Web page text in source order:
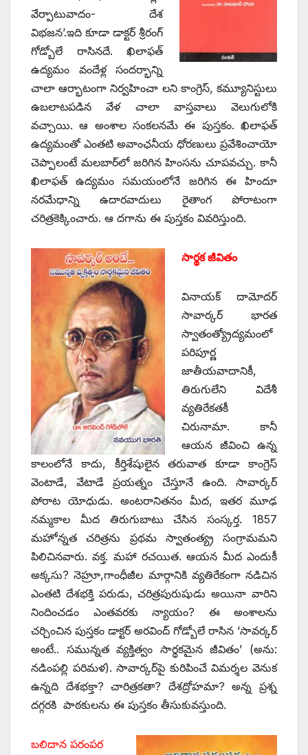
వేర్పాటువాదం- దేశ
విభజన’.ఇది కూడా డాక్టర్‌ శ్రీ‌రంగ్‌
‌గోడ్బోలే రాసినదే. ఖిలాఫత్‌
ఉద్యమం వందేళ్ల సందర్భాన్ని
చాలా ఆర్భాటంగా నిర్వహించా లని కాంగ్రెస్‌, ‌కమ్యూనిస్టులు
ఉబలాటపడిన వేళ చాలా వాస్తవాలు వెలుగులోకి
వచ్చాయి. ఆ అంశాల సంకలనమే ఈ పుస్తకం. ఖిలాఫత్‌
ఉద్యమంతో ఎంతటి అవాంఛనీయ ధోరణులు ప్రవేశించాయో
చెప్పాలంటే మలబార్‌లో జరిగిన హింసను చూపవచ్చు. కానీ
ఖిలాఫత్‌ ఉద్యమం సమయంలోనే జరిగిన ఈ హిందూ
నరమేధాన్ని ఉదారవాదులు రైతాంగ పోరాటంగా
చరిత్రకెక్కించారు. ఆ దగాను ఈ పుస్తకం వివరిస్తుంది.
సార్థక జీవితం
వినాయక్‌ ‌దామోదర్‌
‌సావార్కర్‌ ‌భారత
స్వాతంత్య్రోద్యమంలో
పరిపూర్ణ
జాతీయవాదానికీ,
తిరుగులేని విదేశీ
వ్యతిరేకతకీ
చిరునామా. కానీ
ఆయన జీవించి ఉన్న
కాలంలోనే కాదు, కీర్తిశేషులైన తరువాత కూడా కాంగ్రెస్‌
‌వెంటాడే, వేటాడే ప్రయత్నం చేస్తూనే ఉంది. సావార్కర్‌
‌పోరాట యోధుడు. అంటరానితనం మీద, ఇతర మూఢ
నమ్మకాల మీద తిరుగుబాటు చేసిన సంస్కర్త. 1857
మహోన్నత చరిత్రను ప్రథమ స్వాతంత్య్ర సంగ్రామమని
పిలిచినవారు. వక్త. మహా రచయిత. ఆయన మీద ఎందుకీ
అక్కసు? నెహ్రూ,గాంధీజీల మార్గానికి వ్యతిరేకంగా నడిచిన
ఎంతటి దేశభక్తి పరుడు, చరిత్రపురుషుడు అయినా వారిని
నిందించడం ఎంతవరకు న్యాయం? ఈ అంశాలను
చర్చించిన పుస్తకం డాక్టర్‌ అరవింద్‌ ‌గోడ్బోలే రాసిన ‘సావర్కర్‌
అం‌టే.. సమున్నత వ్యక్తిత్వం సార్థకమైన జీవితం’ (అను:
నడింపల్లి పరిమళ). సావార్కర్‌పై కురిపించే విమర్శల వెనుక
ఉన్నది దేశభక్తా? చారిత్రకతా? దేశద్రోహమా? అన్న ప్రశ్న
దగ్గరకి పాఠకులను ఈ పుస్తకం తీసుకువస్తుంది.
బలిదాన పరంపర